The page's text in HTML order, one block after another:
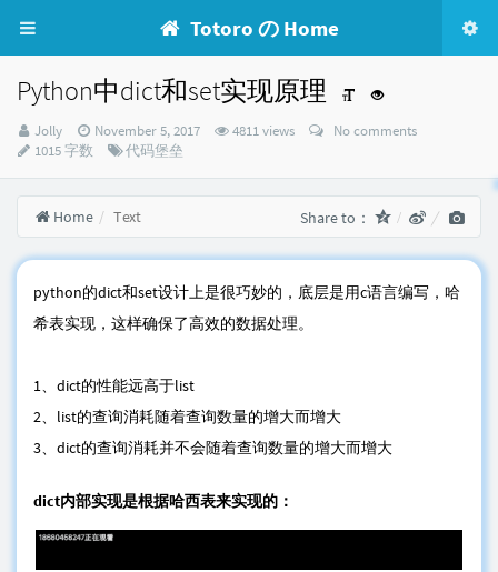
Totoro の Home
Python中dict和set实现原理
Author：
Jolly
发
November 5, 2017 4811 views
No comments
1015 字数
Categories：
代码堡垒
Home Text Share to：
python的dict和set设计上是很巧妙的，底层是用c语言编写，哈
希表实现，这样确保了高效的数据处理。
1、dict的性能远高于list
2、list的查询消耗随着查询数量的增大而增大
3、dict的查询消耗并不会随着查询数量的增大而增大
dict内部实现是根据哈西表来实现的：